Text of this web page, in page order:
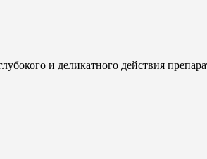
и деликатного действия